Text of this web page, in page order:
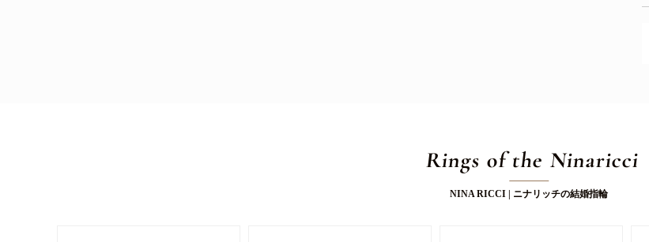
Rings of the Ninaricci
NINA RICCI | ニナリッチの結婚指輪